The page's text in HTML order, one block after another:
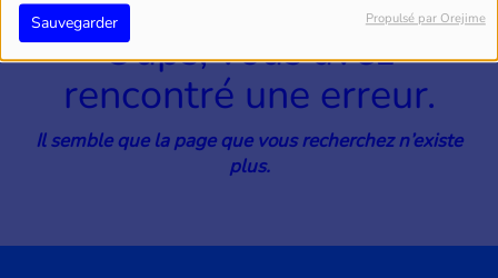
Sauvegarder Propulsé par Orejime
Oups, vous avez
rencontré une erreur.
Il semble que la page que vous recherchez n’existe
plus.